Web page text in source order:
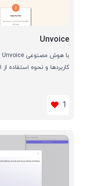
Unvoice
کاربردها و نحوه استفاده
1